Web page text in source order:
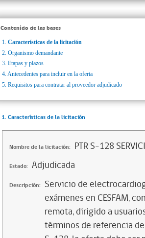
Contenido de las bases
1. Características de la licitación
2. Organismo demandante
3. Etapas y plazos
4. Antecedentes para incluir en la oferta
5. Requisitos para contratar al proveedor adjudicado
1. Características de la licitación
Nombre de la licitación: PTR S-128
Estado: Adjudicada
Descripción: Servicio de
exámenes en CESFAM,
remota, dirigido a
términos de referencia